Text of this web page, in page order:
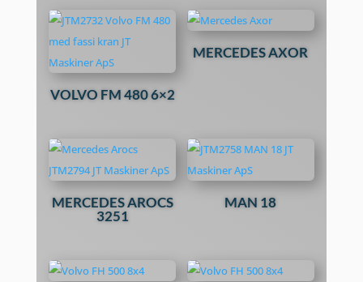
VOLVO FM 480 6×2
MERCEDES AXOR
MERCEDES AROCS
3251
MAN 18